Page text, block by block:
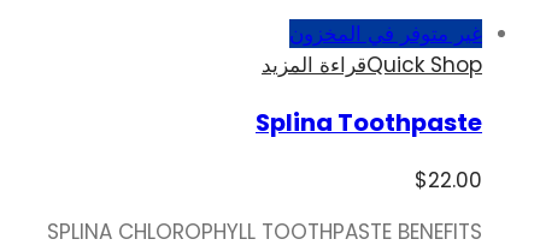
غير متوفر في المخزون
Quick Shopقراءة المزيد
Splina Toothpaste
$22.00
SPLINA CHLOROPHYLL TOOTHPASTE BENEFITS